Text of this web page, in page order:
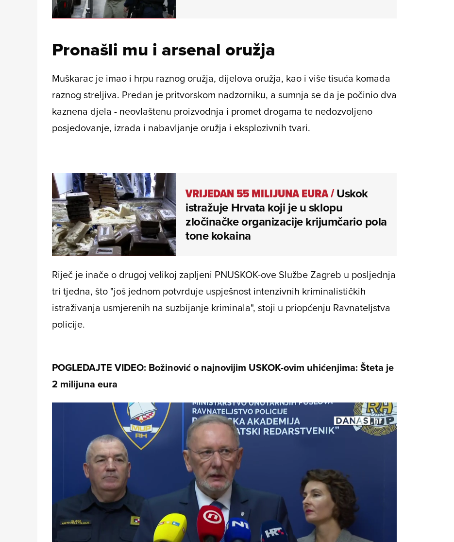
Pronašli mu i arsenal oružja
Muškarac je imao i hrpu raznog oružja, dijelova oružja, kao i više tisuća komada
raznog streljiva. Predan je pritvorskom nadzorniku, a sumnja se da je počinio dva
kaznena djela - neovlaštenu proizvodnja i promet drogama te nedozvoljeno
posjedovanje, izrada i nabavljanje oružja i eksplozivnih tvari.
VRIJEDAN 55 MILIJUNA EURA/Uskok
istražuje Hrvata koji je u sklopu
zločinačke organizacije krijumčario pola
tone kokaina
Riječ je inače o drugoj velikoj zapljeni PNUSKOK-ove Službe Zagreb u posljednja
tri tjedna, što "još jednom potvrđuje uspješnost intenzivnih kriminalističkih
istraživanja usmjerenih na suzbijanje kriminala", stoji u priopćenju Ravnateljstva
policije.
POGLEDAJTE VIDEO: Božinović o najnovijim USKOK-ovim uhićenjima: Šteta je
2 milijuna eura